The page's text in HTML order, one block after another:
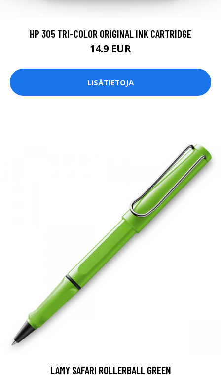
HP 305 TRI-COLOR ORIGINAL INK CARTRIDGE
14.9 EUR
LISÄTIETOJA
LAMY SAFARI ROLLERBALL GREEN